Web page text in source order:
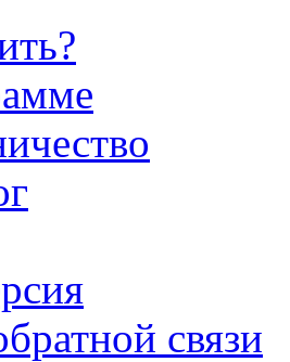
связи